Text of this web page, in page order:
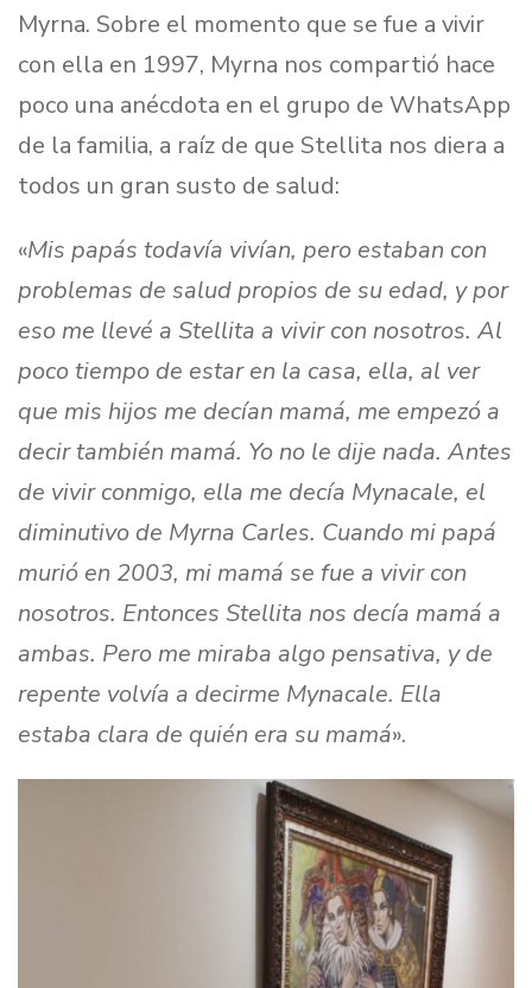
Myrna. Sobre el momento que se fue a vivir
con ella en 1997, Myrna nos compartió hace
poco una anécdota en el grupo de WhatsApp
de la familia, a raíz de que Stellita nos diera a
todos un gran susto de salud:
«Mis papás todavía vivían, pero estaban con
problemas de salud propios de su edad, y por
eso me llevé a Stellita a vivir con nosotros. Al
poco tiempo de estar en la casa, ella, al ver
que mis hijos me decían mamá, me empezó a
decir también mamá. Yo no le dije nada. Antes
de vivir conmigo, ella me decía Mynacale, el
diminutivo de Myrna Carles. Cuando mi papá
murió en 2003, mi mamá se fue a vivir con
nosotros. Entonces Stellita nos decía mamá a
ambas. Pero me miraba algo pensativa, y de
repente volvía a decirme Mynacale. Ella
estaba clara de quién era su mamá».